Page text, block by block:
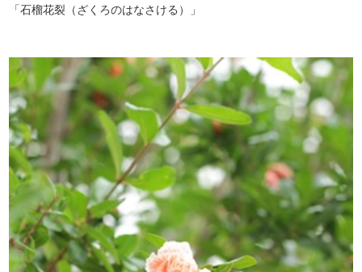
「石榴花裂（ざくろのはなさける）」